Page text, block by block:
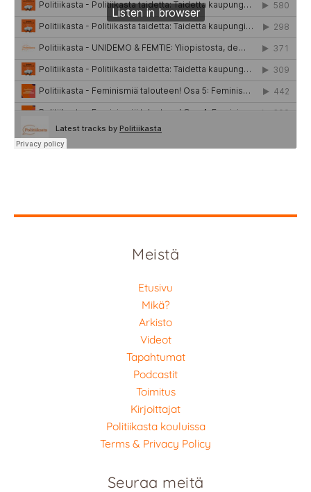
Meistä
Etusivu
Mikä?
Arkisto
Videot
Tapahtumat
Podcastit
Toimitus
Kirjoittajat
Politiikasta kouluissa
Terms & Privacy Policy
Seuraa meitä